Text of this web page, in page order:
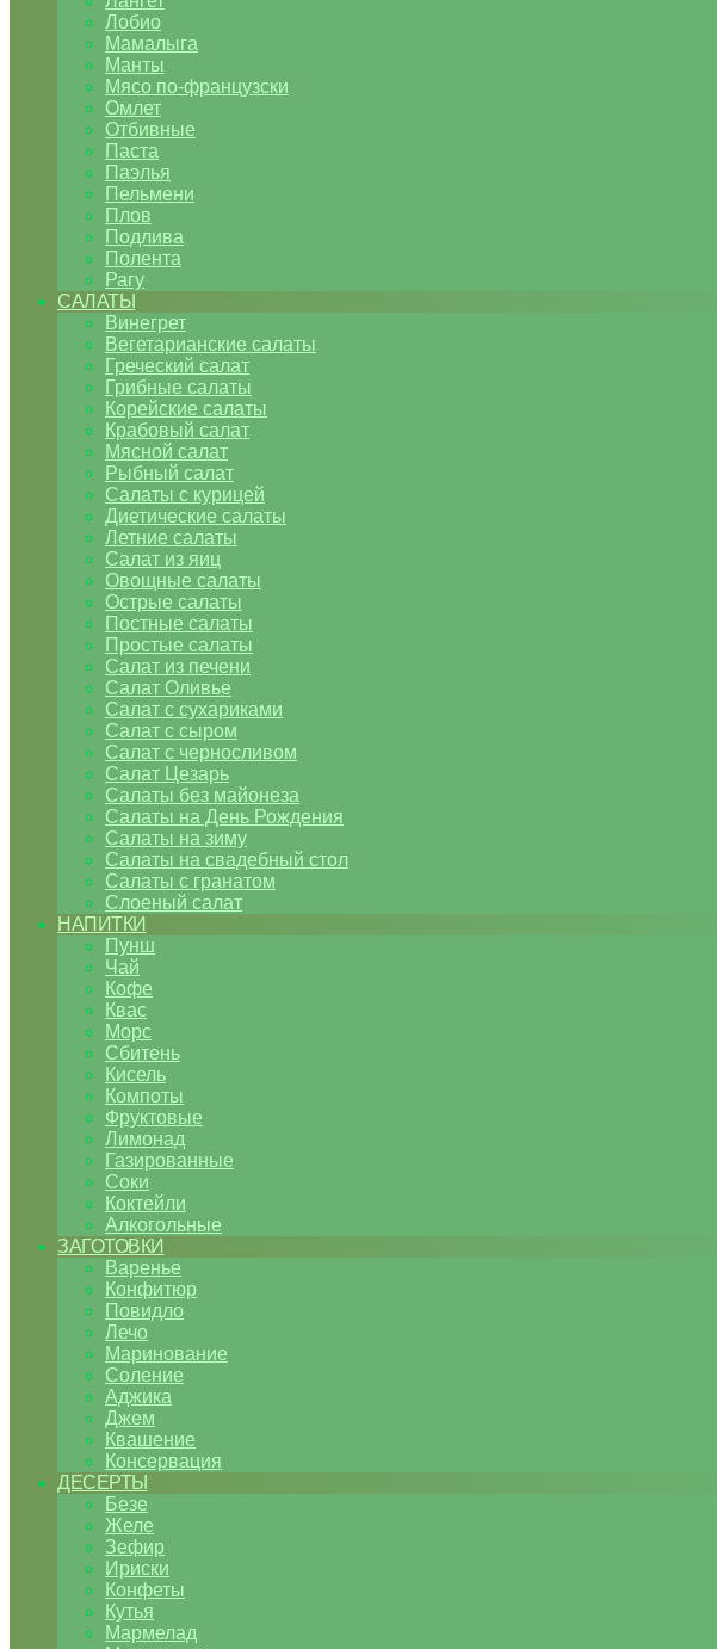
Лобио
Мамалыга
Манты
Мясо по-французски
Омлет
Отбивные
Паста
Паэлья
Пельмени
Плов
Подлива
Полента
Рагу
САЛАТЫ
Винегрет
Вегетарианские салаты
Греческий салат
Грибные салаты
Корейские салаты
Крабовый салат
Мясной салат
Рыбный салат
Салаты с курицей
Диетические салаты
Летние салаты
Салат из яиц
Овощные салаты
Острые салаты
Постные салаты
Простые салаты
Салат из печени
Салат Оливье
Салат с сухариками
Салат с сыром
Салат с черносливом
Салат Цезарь
Салаты без майонеза
Салаты на День Рождения
Салаты на зиму
Салаты на свадебный стол
Салаты с гранатом
Слоеный салат
НАПИТКИ
Пунш
Чай
Кофе
Квас
Морс
Сбитень
Кисель
Компоты
Фруктовые
Лимонад
Газированные
Соки
Коктейли
Алкогольные
ЗАГОТОВКИ
Варенье
Конфитюр
Повидло
Лечо
Маринование
Соление
Аджика
Джем
Квашение
Консервация
ДЕСЕРТЫ
Безе
Желе
Зефир
Ириски
Конфеты
Кутья
Мармелад